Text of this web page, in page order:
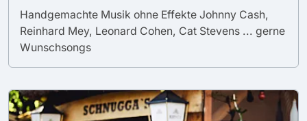
Handgemachte Musik ohne Effekte Johnny Cash,
Reinhard Mey, Leonard Cohen, Cat Stevens ... gerne
Wunschsongs